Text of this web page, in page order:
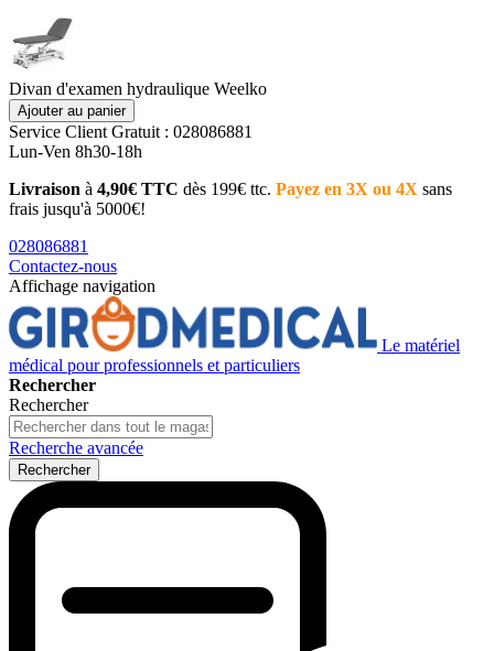
Divan d'examen hydraulique Weelko
Ajouter au panier
Service Client Gratuit : 028086881
Lun-Ven 8h30-18h
Livraison à 4,90€ TTC dès 199€ ttc. Payez en 3X ou 4X sans
frais jusqu'à 5000€!
028086881
Contactez-nous
Affichage navigation
Le matériel
médical pour professionnels et particuliers
Rechercher
Rechercher
Recherche avancée
Rechercher